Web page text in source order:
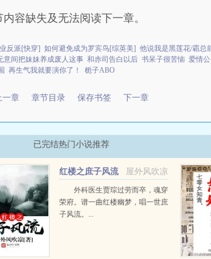
容缺失及无法阅读下一章。
反派[快穿] 如何避免成为罗宾鸟[综英美] 他说我是黑莲花/霸总
意间把妹妹养成废人这事 和赤司告白以后 书呆子很苦恼 爱情公
再生气我就要演你了！ 栀子ABO
一章 章节目录 保存书签 下一章
已完结热门小说推荐
屋外风吹凉
红楼之庶子风流
外科医生贾琮过劳而卒，魂穿
荣府。谱一曲红楼幽梦，唱一世庶
子风流。...